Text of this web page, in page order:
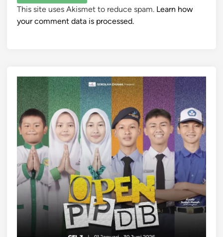
This site uses Akismet to reduce spam. Learn how
your comment data is processed.